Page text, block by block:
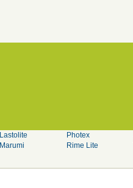
Lastolite
Marumi
Photex
Rime Lite